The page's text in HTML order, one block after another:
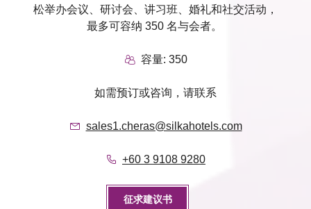
松举办会议、研讨会、讲习班、婚礼和社交活动，
最多可容纳 350 名与会者。
容量: 350
如需预订或咨询，请联系
sales1.cheras@silkahotels.com
+60 3 9108 9280
征求建议书